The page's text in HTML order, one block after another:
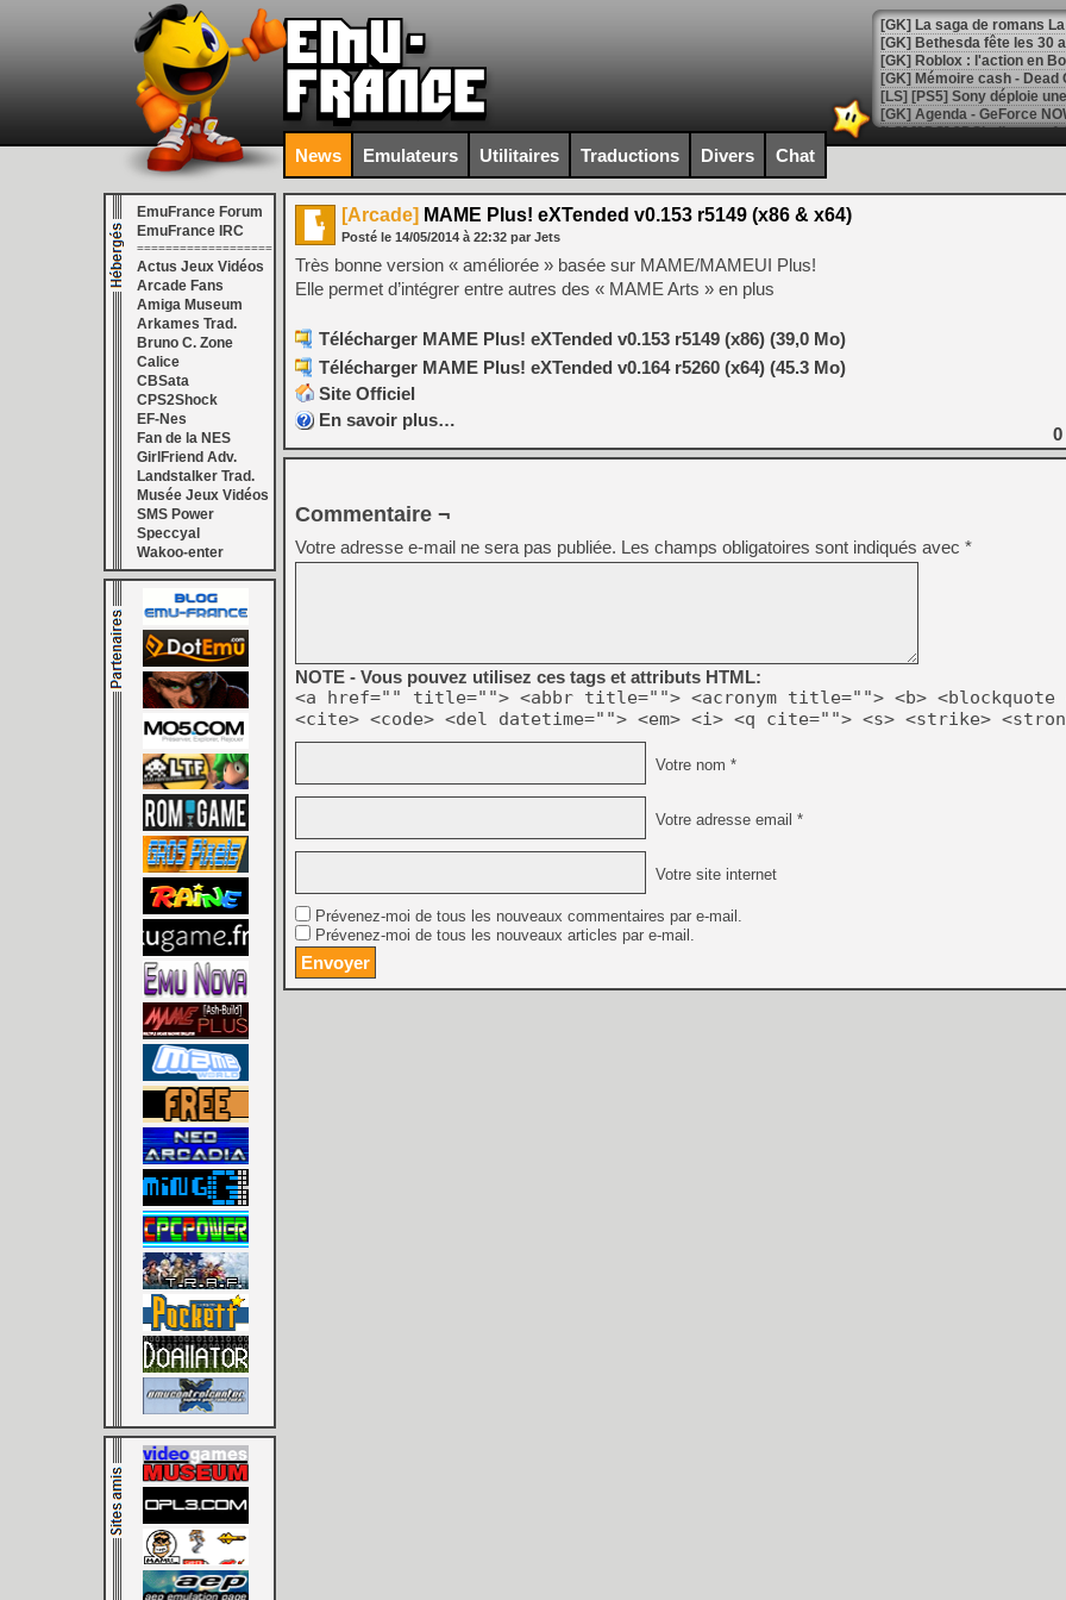
[GK] Bethesda fête les 30
[GK] Roblox : l'action en
[GK] Agenda - GeForce
[GK] Devolver Digital en a
[LS] [PS5] ps5-y2jb-
[GK] Pourquoi Marvel
[GK] Test : Restory : Chill
[GK] GTA 6 : Rockstar
[GK] Hot Wheels Infinite
[GK] Mémoire cash -
[GK] Résultats Nintendo :
[GK] Déjà des
[GK] Minecraft et ses «
[GK] Beast of
[GK] Ubisoft : fin de partie
[GK] Mémoire cash -
[GK] Dan Houser (GTA)
[GK] Comment EA Sports
[GK] Crimson Moon : un
[GK] Isle of Reveries : le
[GK] Moonlighter 2 : The
[GK] Capcom relance
[GK] Le beat'em up The
[GK] Endless Legend 2 :
[LS] [PS5] Le WebKit
[GK] Oubliez Crazy Taxi,
[LS] [Switch] NSZ 5.0.0
News Emulateurs Utilitaires Traductions Divers Chat
EmuFrance Forum
EmuFrance IRC
===================
Actus Jeux Vidéos
Arcade Fans
Amiga Museum
Arkames Trad.
Bruno C. Zone
Calice
CBSata
CPS2Shock
EF-Nes
Fan de la NES
GirlFriend Adv.
Landstalker Trad.
Musée Jeux Vidéos
SMS Power
Speccyal
Wakoo-enter
[Arcade] MAME Plus! eXTended v0.153 r5149 (x86 & x64)
Posté le 14/05/2014 à 22:32 par Jets
Très bonne version « améliorée » basée sur MAME/MAMEUI Plus!
Elle permet d’intégrer entre autres des « MAME Arts » en plus
Télécharger MAME Plus! eXTended v0.153 r5149 (x86) (39,0 Mo)
Télécharger MAME Plus! eXTended v0.164 r5260 (x64) (45.3 Mo)
Site Officiel
En savoir plus…
0
Commentaire ¬
Votre adresse e-mail ne sera pas publiée. Les champs obligatoires sont indiqués avec *
NOTE - Vous pouvez utilisez ces tags et attributs HTML:
<a href="" title=""> <abbr title=""> <acronym title=""> <b> <blockquote
<cite> <code> <del datetime=""> <em> <i> <q cite=""> <s> <strike>
Votre nom *
Votre adresse email *
Votre site internet
Prévenez-moi de tous les nouveaux commentaires par e-mail.
Prévenez-moi de tous les nouveaux articles par e-mail.